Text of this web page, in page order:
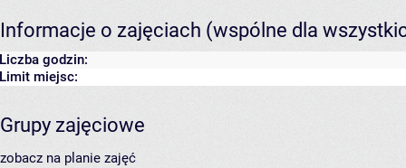
Informacje o zajęciach (wspólne dla
Liczba godzin:
Limit miejsc:
Grupy zajęciowe
zobacz na planie zajęć